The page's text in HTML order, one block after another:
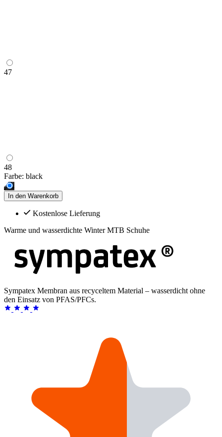
47
48
Farbe: black
In den Warenkorb
Kostenlose Lieferung
Warme und wasserdichte Winter MTB Schuhe
Sympatex Membran aus recyceltem Material – wasserdicht ohne
den Einsatz von PFAS/PFCs.